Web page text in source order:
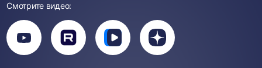
Смотрите видео:
Вы
перейдете
на
канал
Вы
перейдете
Вы
перейдете
Вы
перейдете